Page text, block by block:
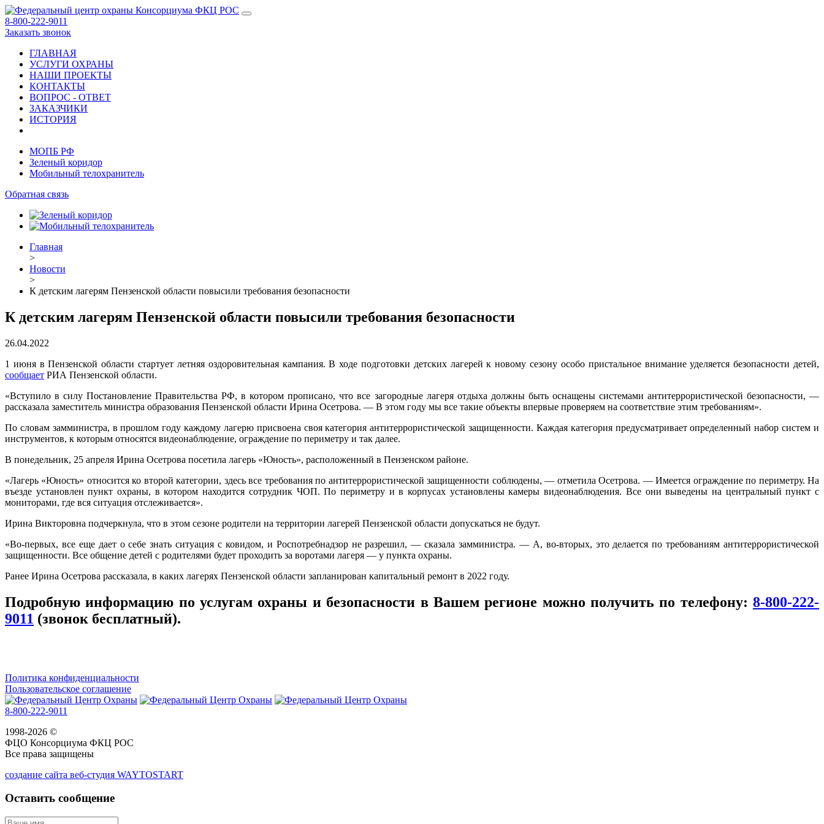
8-800-222-9011
Заказать звонок
ГЛАВНАЯ
УСЛУГИ ОХРАНЫ
НАШИ ПРОЕКТЫ
КОНТАКТЫ
ВОПРОС - ОТВЕТ
ЗАКАЗЧИКИ
ИСТОРИЯ
МОПБ РФ
Зеленый коридор
Мобильный телохранитель
Обратная связь
Главная
>
Новости
>
К детским лагерям Пензенской области повысили требования безопасности
К детским лагерям Пензенской области повысили требования безопасности
26.04.2022
1 июня в Пензенской области стартует летняя оздоровительная кампания. В ходе подготовки детских лагерей к новому сезону особо пристальное внимание уделяется безопасности детей,
сообщает РИА Пензенской области.
«Вступило в силу Постановление Правительства РФ, в котором прописано, что все загородные лагеря отдыха должны быть оснащены системами антитеррористической безопасности, —
рассказала заместитель министра образования Пензенской области Ирина Осетрова. — В этом году мы все такие объекты впервые проверяем на соответствие этим требованиям».
По словам замминистра, в прошлом году каждому лагерю присвоена своя категория антитеррористической защищенности. Каждая категория предусматривает определенный набор систем и
инструментов, к которым относятся видеонаблюдение, ограждение по периметру и так далее.
В понедельник, 25 апреля Ирина Осетрова посетила лагерь «Юность», расположенный в Пензенском районе.
«Лагерь «Юность» относится ко второй категории, здесь все требования по антитеррористической защищенности соблюдены, — отметила Осетрова. — Имеется ограждение по периметру. На
въезде установлен пункт охраны, в котором находится сотрудник ЧОП. По периметру и в корпусах установлены камеры видеонаблюдения. Все они выведены на центральный пункт с
мониторами, где вся ситуация отслеживается».
Ирина Викторовна подчеркнула, что в этом сезоне родители на территории лагерей Пензенской области допускаться не будут.
«Во-первых, все еще дает о себе знать ситуация с ковидом, и Роспотребнадзор не разрешил, — сказала замминистра. — А, во-вторых, это делается по требованиям антитеррористической
защищенности. Все общение детей с родителями будет проходить за воротами лагеря — у пункта охраны.
Ранее Ирина Осетрова рассказала, в каких лагерях Пензенской области запланирован капитальный ремонт в 2022 году.
Подробную информацию по услугам охраны и безопасности в Вашем регионе можно получить по телефону: 8-800-222-
9011 (звонок бесплатный).
Политика конфиденциальности
Пользовательское соглашение
8-800-222-9011
1998-2026 ©
ФЦО Консорциума ФКЦ РОС
Все права защищены
создание сайта веб-студия WAYTOSTART
Оставить сообщение